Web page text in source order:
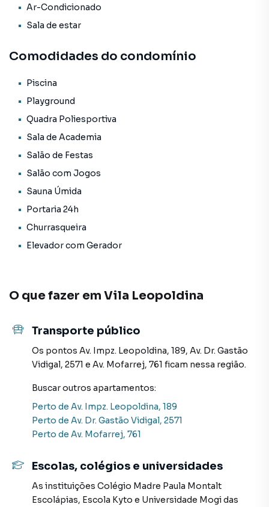
Ar-Condicionado
Sala de estar
Comodidades do condomínio
Piscina
Playground
Quadra Poliesportiva
Sala de Academia
Salão de Festas
Salão com Jogos
Sauna Úmida
Portaria 24h
Churrasqueira
Elevador com Gerador
O que fazer em Vila Leopoldina
Transporte público
Os pontos Av. Impz. Leopoldina, 189, Av. Dr. Gastão
Vidigal, 2571 e Av. Mofarrej, 761 ficam nessa região.
Buscar outros apartamentos:
Perto de Av. Impz. Leopoldina, 189
Perto de Av. Dr. Gastão Vidigal, 2571
Perto de Av. Mofarrej, 761
Escolas, colégios e universidades
As instituições Colégio Madre Paula Montalt
Escolápias, Escola Kyto e Universidade Mogi das